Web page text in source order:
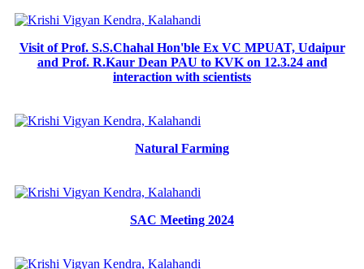
Visit of Prof. S.S.Chahal Hon'ble Ex VC MPUAT, Udaipur
and Prof. R.Kaur Dean PAU to KVK on 12.3.24 and
interaction with scientists
Natural Farming
SAC Meeting 2024